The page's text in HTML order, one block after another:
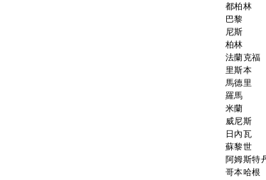
都柏
巴黎
尼斯
柏林
法蘭克
里斯
馬德
羅馬
米蘭
威尼
日內瓦
蘇黎
阿姆斯
哥本哈